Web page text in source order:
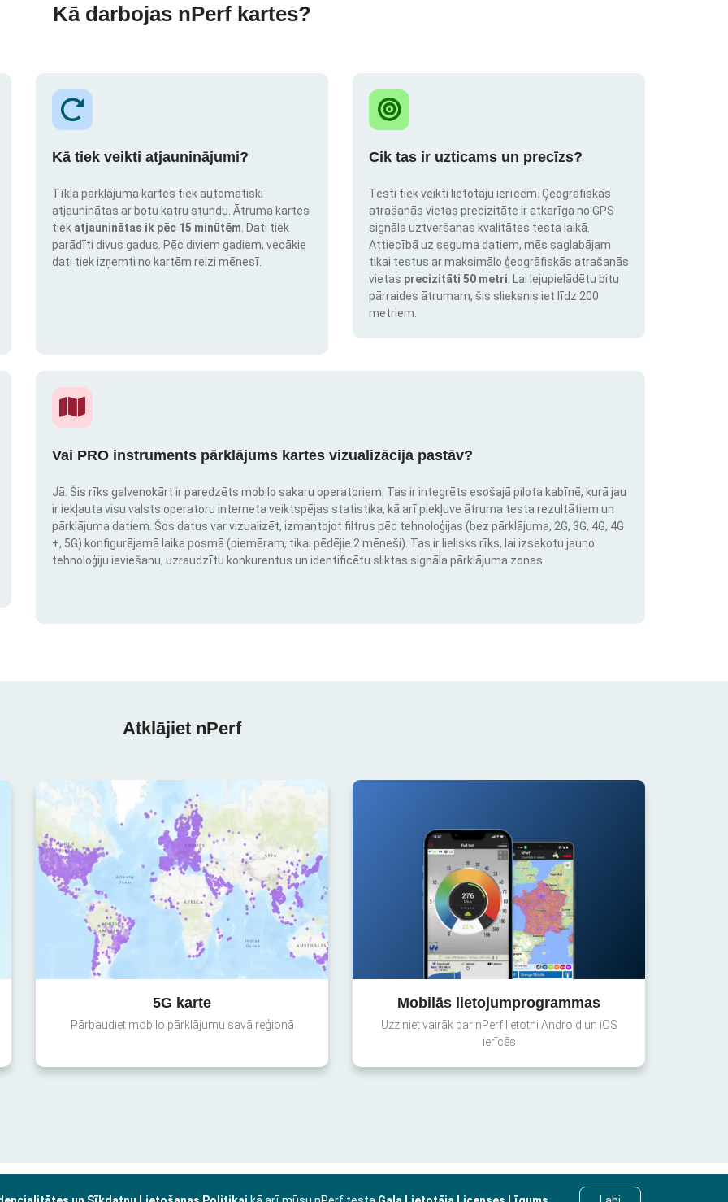
Kā darbojas nPerf kartes?
Kā tiek veikti atjauninājumi?
Tīkla pārklājuma kartes tiek automātiski
atjauninātas ar botu katru stundu. Ātruma kartes
tiek atjauninātas ik pēc 15 minūtēm . Dati tiek
parādīti divus gadus. Pēc diviem gadiem, vecākie
dati tiek izņemti no kartēm reizi mēnesī.
Cik tas ir uzticams un precīzs?
Testi tiek veikti lietotāju ierīcēm. Ģeogrāfiskās
atrašanās vietas precizitāte ir atkarīga no GPS
signāla uztveršanas kvalitātes testa laikā.
Attiecībā uz seguma datiem, mēs saglabājam
tikai testus ar maksimālo ģeogrāfiskās atrašanās
vietas precizitāti 50 metri . Lai lejupielādētu bitu
pārraides ātrumam, šis slieksnis iet līdz 200
metriem.
Vai PRO instruments pārklājums kartes vizualizācija pastāv?
Jā. Šis rīks galvenokārt ir paredzēts mobilo sakaru operatoriem. Tas ir integrēts esošajā pilota kabīnē, kurā jau
ir iekļauta visu valsts operatoru interneta veiktspējas statistika, kā arī piekļuve ātruma testa rezultātiem un
pārklājuma datiem. Šos datus var vizualizēt, izmantojot filtrus pēc tehnoloģijas (bez pārklājuma, 2G, 3G, 4G, 4G
+, 5G) konfigurējamā laika posmā (piemēram, tikai pēdējie 2 mēneši). Tas ir lielisks rīks, lai izsekotu jauno
tehnoloģiju ieviešanu, uzraudzītu konkurentus un identificētu sliktas signāla pārklājuma zonas.
Atklājiet nPerf
5G karte
Pārbaudiet mobilo pārklājumu savā reģionā
Mobilās lietojumprogrammas
Uzziniet vairāk par nPerf lietotni Android un iOS
ierīcēs